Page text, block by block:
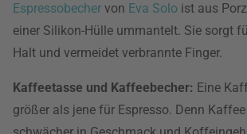
Espressobecher von Eva Solo ist aus
einer Silikon-Hülle ummantelt. Sie sorgt
Halt und vermeidet verbrannte Finger.
Kaffeetasse und Kaffeebecher: Eine
größer als jene für Espresso. Denn